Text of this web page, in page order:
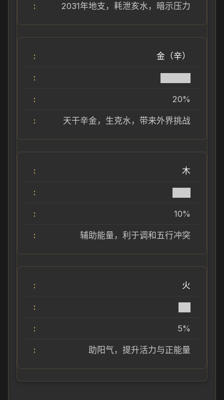
2031年地支，耗泄亥水，暗示压力
金（辛）
20%
天干辛金，生克水，带来外界挑战
木
10%
辅助能量，利于调和五行冲突
火
5%
助阳气，提升活力与正能量